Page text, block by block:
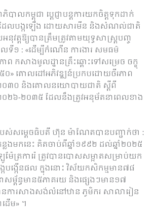
ភិបាល​កម្ពុជា ប្តេជ្ញា​បន្ត​ការ​យកចិត្តទុកដាក់​
ដែល​បង្ក​ឡើង ដោយសារ​មីន និង​សំណល់​ជាតិ​
នុវត្ត​ឱ្យ​បាន​ត្រឹមត្រូវ​តាម​យុទ្ធសាស្ត្រ​បញ្ច​
: «​ដើម្បី​កំណើន ការងារ សមធម៌
ាព កសាង​មូលដ្ឋាន​គ្រឹះ​ឆ្ពោះទៅ​សម្រេច ចក្ខុ
៥០» គោលដៅ​អភិវឌ្ឍន៍​ប្រកបដោយ​ចីរភាព​
-២០៣០ និង​គោលនយោបាយ​ជាតិ ស្តី​ពី​
០២៦-២០៣៥ ដែល​នឹង​ត្រូវ​អនុម័ត​នា​ពេល​ខាង​
ស់​សម្តេច​ធិ​បតី ហ៊ុន ម៉ា​ណែ​ត​បាន​បញ្ជាក់​ថា​ :
លង​មកនេះ គិត​ចាប់ពី​ឆ្នាំ​១៩៩២ ដល់​ឆ្នាំ​២០២៥
ែត្រការ៉េ ត្រូវ​បាន​បោសសម្អាត​សម្រាប់​យក​
កបង្កើន​ផល ក្នុង​នោះ​ វិស័យ​កសិកម្ម​មាន៧៨​
សម្ព័ន្ធ​មាន៥​ភាគរយ និង​ផ្សេង​ៗ​មាន១៧​
នការ​សាងសង់​លំនៅ​ឋាន ភូមិករ សាលារៀន
ើម» ​។